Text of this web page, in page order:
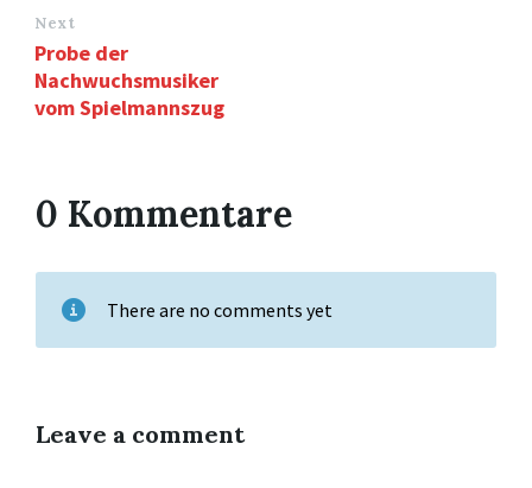
Next
Probe der
Nachwuchsmusiker
vom Spielmannszug
0 Kommentare
There are no comments yet
Leave a comment